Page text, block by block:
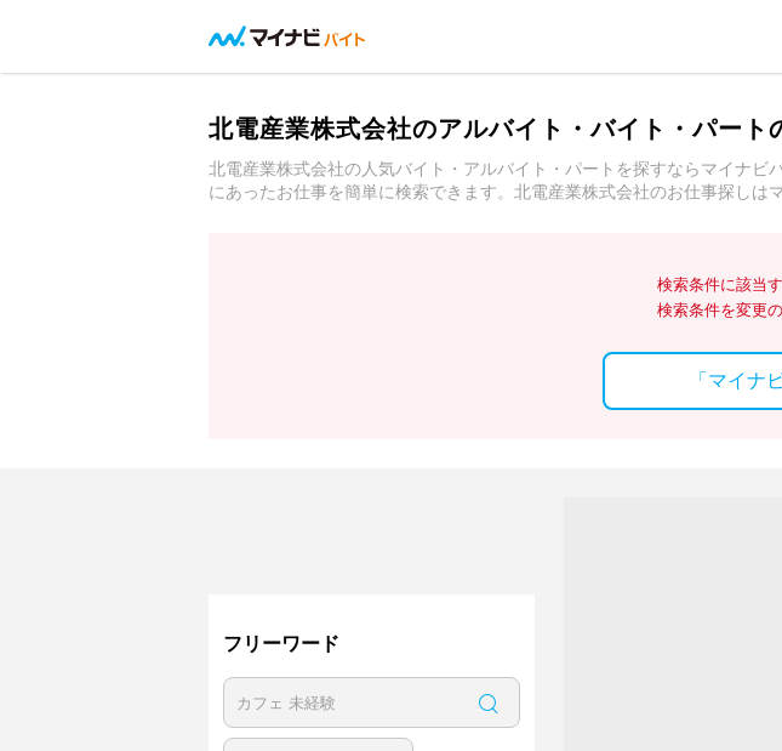
北電産業株式会社のアルバイト・バイト・パート
北電産業株式会社の人気バイト・アルバイト・パートを探すならマイナ
にあったお仕事を簡単に検索できます。北電産業株式会社のお仕事探しは
検索条件に該当
検索条件を変更
「マイナ
フリーワード